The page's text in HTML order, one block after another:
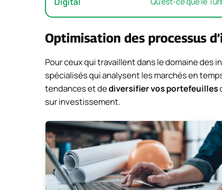
Optimisation des processus
Pour ceux qui travaillent dans le domaine
spécialisés qui analysent les marchés en
tendances et dediversifier vos portefeuilles
sur investissement.